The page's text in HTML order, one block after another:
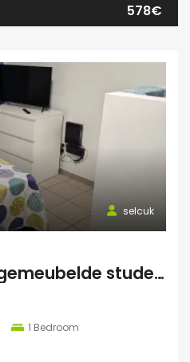
578€
selcuk
Nieuwe, volledig gemeubelde studentenkamers – All-in – €550/maand
1 Bedroom